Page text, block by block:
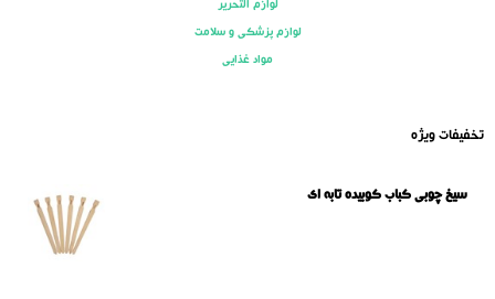
لوازم التحریر
لوازم پزشکی و سلامت
مواد غذایی
تخفیفات ویژه
سیخ چوبی کباب کوبیده تابه ای